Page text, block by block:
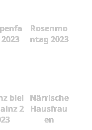
Rosenmo
ntag 2023
blei
2
Närrische
Hausfrau
en